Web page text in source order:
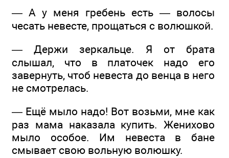
— А у меня гребень есть — волосы
чесать невесте, прощаться с волюшкой.
— Держи зеркальце. Я от брата
слышал, что в платочек надо его
завернуть, чтоб невеста до венца в него
не смотрелась.
— Ещё мыло надо! Вот возьми, мне как
раз мама наказала купить. Женихово
мыло особое. Им невеста в бане
смывает свою вольную волюшку.